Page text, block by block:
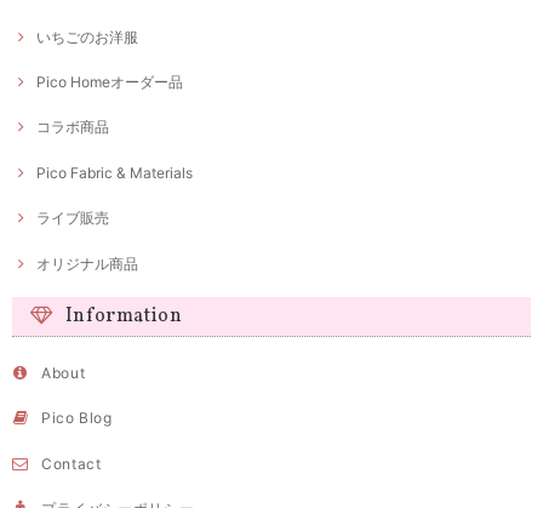
いちごのお洋服
Pico Homeオーダー品
コラボ商品
Pico Fabric & Materials
ライブ販売
オリジナル商品
Information
About
Pico Blog
Contact